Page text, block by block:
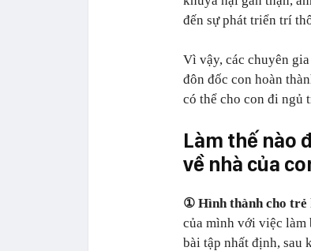
đến sự phát triển trí
Vì vậy, các chuyên
đôn đốc con hoàn
có thể cho con đi ngủ
Làm thế nào
về nhà của
① Hình thành cho trẻ
của mình với việc làm
bài tập nhất định, sau